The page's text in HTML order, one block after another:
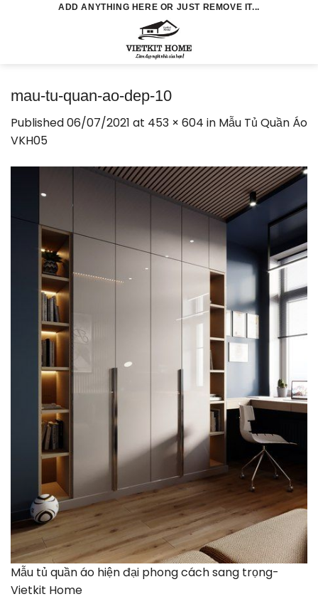
ADD ANYTHING HERE OR JUST REMOVE IT...
mau-tu-quan-ao-dep-10
Published06/07/2021 at 453 × 604 in Mẫu Tủ Quần Áo
VKH05
Mẫu tủ quần áo hiện đại phong cách sang trọng-
Vietkit Home